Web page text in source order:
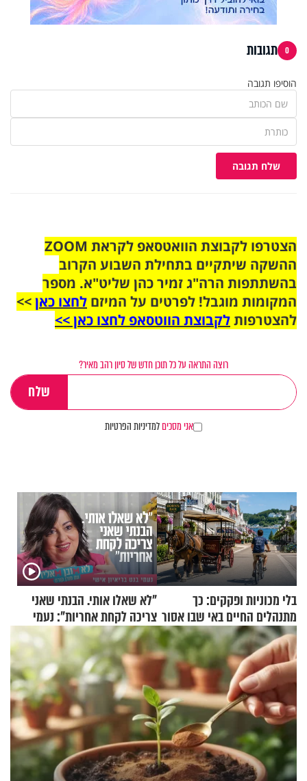
0 תגובות
הוסיפו תגובה
שלח תגובה
הצטרפו לקבוצת הוואטסאפ לקראת ZOOM
ההשקה שיתקיים בתחילת השבוע הקרוב
בהשתתפות הרה"ג זמיר כהן שליט"א. מספר
המקומות מוגבל! לפרטים על המיזם לחצו כאן>>
להצטרפותלקבוצת הווטסאפ לחצו כאן >>
רוצה התראה על כל תוכן חדש של סיון רהב מאיר?
אני מסכיםלמדיניות הפרטיות
בלי מכוניות ופקקים: כך
מתנהלים החיים באי שבו אסור
לנהוג כבר יותר מ-120 שנה
"לא שאלו אותי. הבנתי שאני
צריכה לקחת אחריות": נעמי
בנט בריאיון אישי